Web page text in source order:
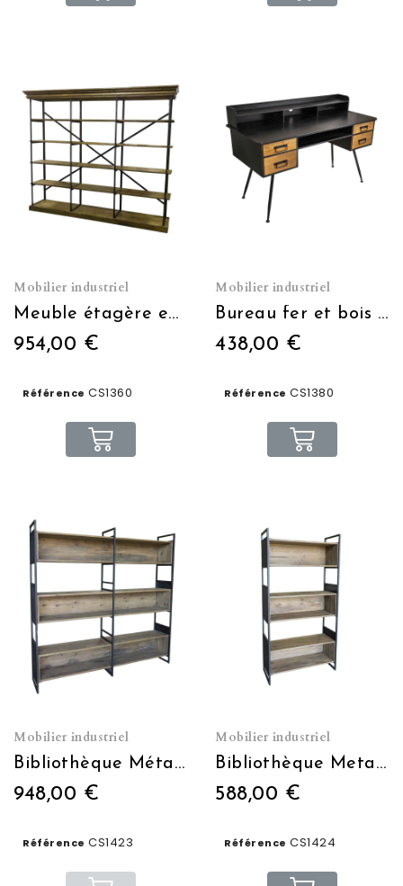
Mobilier industriel
Meuble étagère en fer et bois
954,00 €
Référence CS1360
Mobilier industriel
Bureau fer et bois 4 tiroirs industriel 135 x 91 x 60
438,00 €
Référence CS1380
Mobilier industriel
Bibliothèque Métal/Bois 3 casiers L200 X H200 X P40
948,00 €
Référence CS1423
Mobilier industriel
Bibliothèque Metal/Bois 3 casiers L100 X H200 X P40
588,00 €
Référence CS1424